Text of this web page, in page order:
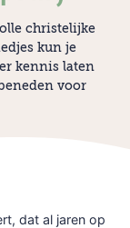
christelijke
kun je
kennis laten
voor
dat al jaren op